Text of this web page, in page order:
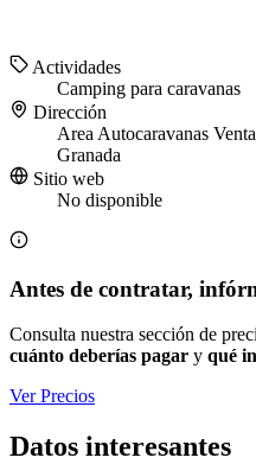
Actividades
Camping para caravanas
Dirección
Area Autocaravanas
Granada
Sitio web
No disponible
Antes de contratar,
Consulta nuestra sección de
cuánto deberías pagar y qué
Ver Precios
Datos interesantes